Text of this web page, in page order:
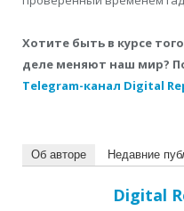
Хотите быть в курсе
деле меняют наш мир?
Telegram-канал Digital
Об авторе Недавние
Digital